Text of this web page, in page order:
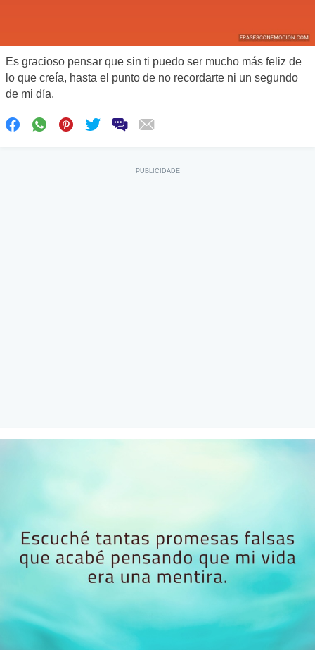
Es gracioso pensar que sin ti puedo ser mucho más feliz de
lo que creía, hasta el punto de no recordarte ni un segundo
de mi día.